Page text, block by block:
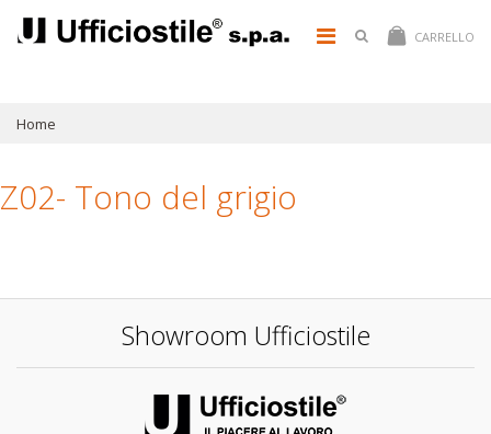
CARRELLO
Home
Z02- Tono del grigio
Showroom Ufficiostile